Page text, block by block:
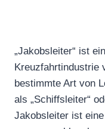
„Jakobsleiter“ ist
Kreuzfahrtindustrie
bestimmte Art von
als „Schiffsleiter“
Jakobsleiter ist